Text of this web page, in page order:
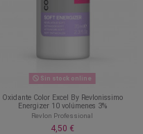
Sin stock online
Oxidante Color Excel By Revlonissimo
Energizer 10 volúmenes 3%
Revlon Professional
4,50 €